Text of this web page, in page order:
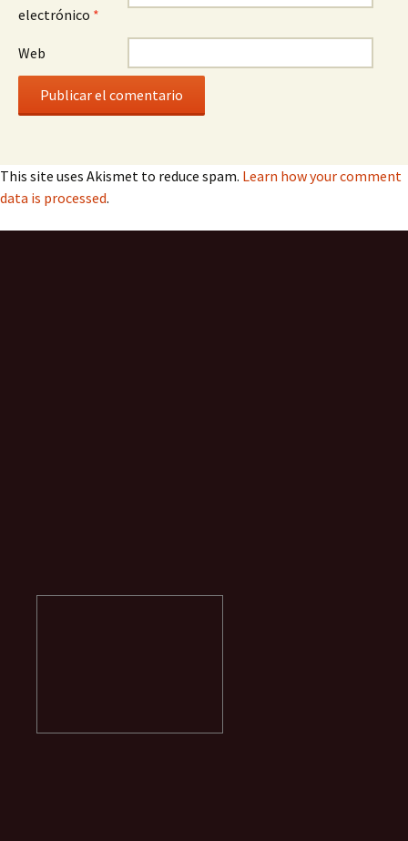
electrónico *
Web
This site uses Akismet to reduce spam. Learn how your comment
data is processed.